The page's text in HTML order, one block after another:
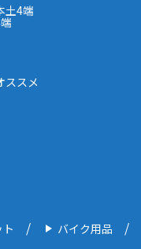
土4端
ススメ
バイク用品